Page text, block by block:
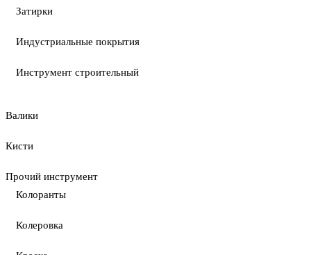
Затирки
Индустриальные покрытия
Инструмент строительный
Валики
Кисти
Прочий инструмент
Колоранты
Колеровка